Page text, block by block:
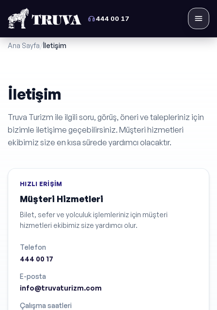
444 00 17
Ana Sayfa/İletişim
İletişim
Truva Turizm ile ilgili soru, görüş, öneri ve talepleriniz için
bizimle iletişime geçebilirsiniz. Müşteri hizmetleri
ekibimiz size en kısa sürede yardımcı olacaktır.
HIZLI ERIŞIM
Müşteri Hizmetleri
Bilet, sefer ve yolculuk işlemleriniz için müşteri
hizmetleri ekibimiz size yardımcı olur.
Telefon
444 00 17
E-posta
info@truvaturizm.com
Çalışma saatleri